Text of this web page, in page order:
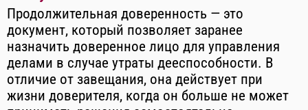
Продолжительная доверенность — это
документ, который позволяет заранее
назначить доверенное лицо для управления
делами в случае утраты дееспособности. В
отличие от завещания, она действует при
жизни доверителя, когда он больше не может